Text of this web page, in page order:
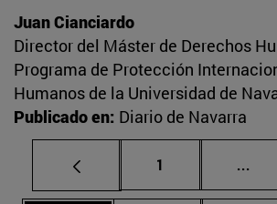
Juan Cianciardo
Director del Máster de Derechos
Programa de Protección
Humanos de la Universidad de
Publicado en: Diario de Navarra
Página
1 ...